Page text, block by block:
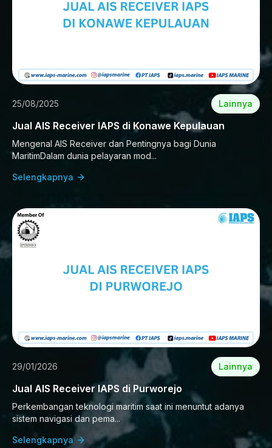
25/08/2025 Lainnya
Jual AIS Receiver IAPS di Konawe Kepulauan
Mengenal AIS Receiver dan Pentingnya bagi Dunia
MaritimDalam dunia pelayaran mod...
Selengkapnya
29/01/2026 Lainnya
Jual AIS Receiver IAPS di Purworejo
Perkembangan teknologi maritim saat ini menuntut adanya
sistem navigasi dan pema...
Selengkapnya